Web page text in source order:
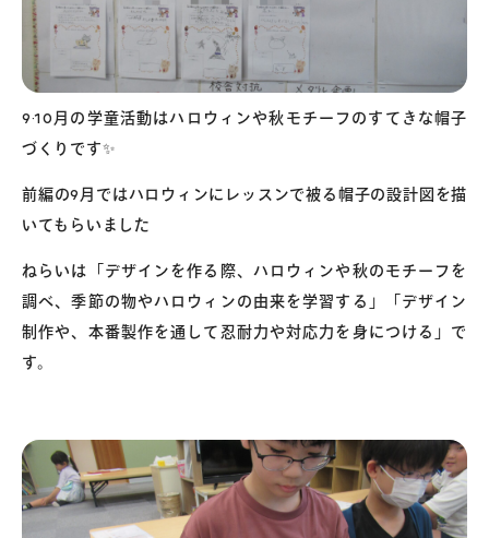
9·10月の学童活動はハロウィンや秋モチーフのすてきな帽子
づくりです✨
前編の9月ではハロウィンにレッスンで被る帽子の設計図を描
いてもらいました
ねらいは「デザインを作る際、ハロウィンや秋のモチーフを
調べ、季節の物やハロウィンの由来を学習する」「デザイン
制作や、本番製作を通して忍耐力や対応力を身につける」で
す。